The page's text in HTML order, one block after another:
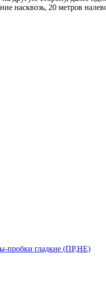
насквозь, 20 метров
пробки гладкие (ПР,НЕ)